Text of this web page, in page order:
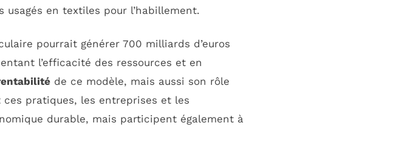
en textiles pour l’habillement.
pourrait générer 700 milliards d’euros
l’efficacité des ressources et en
de ce modèle, mais aussi son rôle
pratiques, les entreprises et les
durable, mais participent également à